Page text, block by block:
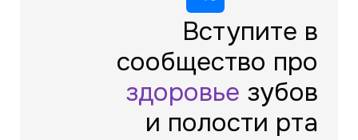
Вступите в
сообщество про
здоровье зубов
и полости рта